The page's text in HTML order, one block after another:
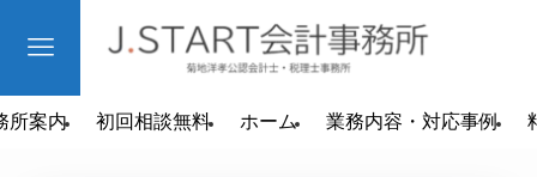
所案内 初回相談無料 ホーム 業務内容・対応事例